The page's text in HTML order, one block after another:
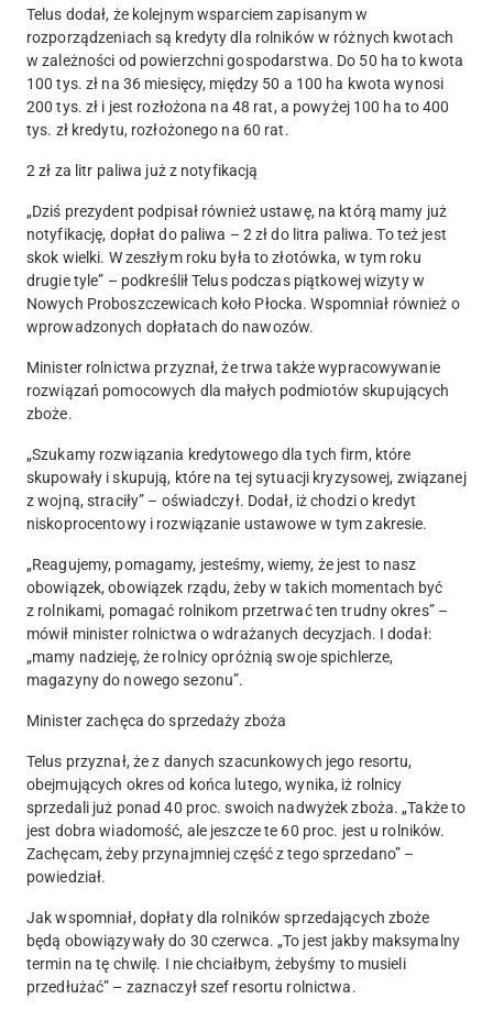
Telus dodał, że kolejnym wsparciem zapisanym w
rozporządzeniach są kredyty dla rolników w różnych kwotach
w zależności od powierzchni gospodarstwa. Do 50 ha to kwota
100 tys. zł na 36 miesięcy, między 50 a 100 ha kwota wynosi
200 tys. zł i jest rozłożona na 48 rat, a powyżej 100 ha to 400
tys. zł kredytu, rozłożonego na 60 rat.
2 zł za litr paliwa już z notyfikacją
„Dziś prezydent podpisał również ustawę, na którą mamy już
notyfikację, dopłat do paliwa – 2 zł do litra paliwa. To też jest
skok wielki. W zeszłym roku była to złotówka, w tym roku
drugie tyle” – podkreślił Telus podczas piątkowej wizyty w
Nowych Proboszczewicach koło Płocka. Wspomniał również o
wprowadzonych dopłatach do nawozów.
Minister rolnictwa przyznał, że trwa także wypracowywanie
rozwiązań pomocowych dla małych podmiotów skupujących
zboże.
„Szukamy rozwiązania kredytowego dla tych firm, które
skupowały i skupują, które na tej sytuacji kryzysowej, związanej
z wojną, straciły” – oświadczył. Dodał, iż chodzi o kredyt
niskoprocentowy i rozwiązanie ustawowe w tym zakresie.
„Reagujemy, pomagamy, jesteśmy, wiemy, że jest to nasz
obowiązek, obowiązek rządu, żeby w takich momentach być
z rolnikami, pomagać rolnikom przetrwać ten trudny okres” –
mówił minister rolnictwa o wdrażanych decyzjach. I dodał:
„mamy nadzieję, że rolnicy opróżnią swoje spichlerze,
magazyny do nowego sezonu”.
Minister zachęca do sprzedaży zboża
Telus przyznał, że z danych szacunkowych jego resortu,
obejmujących okres od końca lutego, wynika, iż rolnicy
sprzedali już ponad 40 proc. swoich nadwyżek zboża. „Także to
jest dobra wiadomość, ale jeszcze te 60 proc. jest u rolników.
Zachęcam, żeby przynajmniej część z tego sprzedano” –
powiedział.
Jak wspomniał, dopłaty dla rolników sprzedających zboże
będą obowiązywały do 30 czerwca. „To jest jakby maksymalny
termin na tę chwilę. I nie chciałbym, żebyśmy to musieli
przedłużać” – zaznaczył szef resortu rolnictwa.